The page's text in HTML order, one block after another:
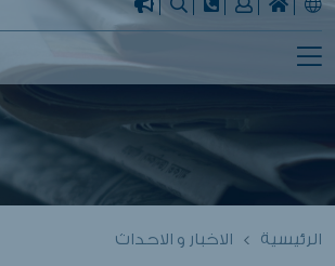
الرئيسية الاخبار و الاحداث